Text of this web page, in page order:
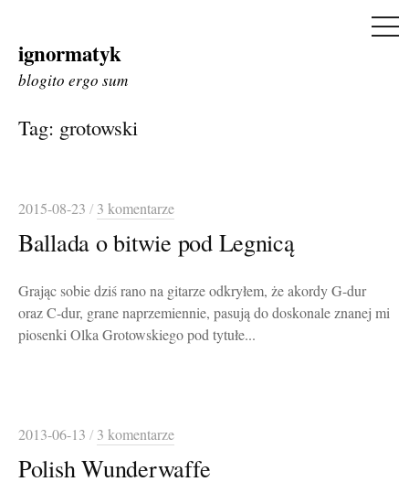
Skip
to
ignormatyk
blogito ergo sum
Tag: grotowski
2015-08-23 / 3 komentarze
Ballada o bitwie pod Legnicą
Grając sobie dziś rano na gitarze odkryłem, że akordy G-dur
oraz C-dur, grane naprzemiennie, pasują do doskonale znanej mi
piosenki Olka Grotowskiego pod tytułe...
2013-06-13 / 3 komentarze
Polish Wunderwaffe